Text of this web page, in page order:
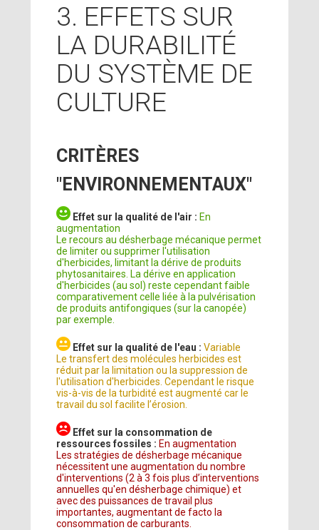
3. EFFETS SUR
LA DURABILITÉ
DU SYSTÈME DE
CULTURE
CRITÈRES
"ENVIRONNEMENTAUX"
Effet sur la qualité de l'air : En
augmentation
Le recours au désherbage mécanique permet
de limiter ou supprimer l'utilisation
d'herbicides, limitant la dérive de produits
phytosanitaires. La dérive en application
d'herbicides (au sol) reste cependant faible
comparativement celle liée à la pulvérisation
de produits antifongiques (sur la canopée)
par exemple.
Effet sur la qualité de l'eau :Variable
Le transfert des molécules herbicides est
réduit par la limitation ou la suppression de
l'utilisation d'herbicides. Cependant le risque
vis-à-vis de la turbidité est augmenté car le
travail du sol facilite l’érosion.
Effet sur la consommation de
ressources fossiles : En augmentation
Les stratégies de désherbage mécanique
nécessitent une augmentation du nombre
d'interventions (2 à 3 fois plus d’interventions
annuelles qu'en désherbage chimique) et
avec des puissances de travail plus
importantes, augmentant de facto la
consommation de carburants.